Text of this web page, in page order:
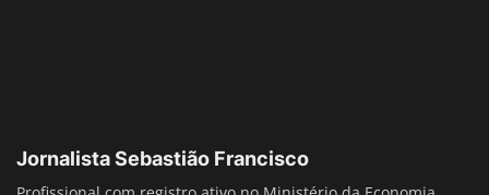
Jornalista Sebastião Francisco